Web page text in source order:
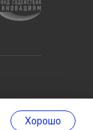
Хорошо